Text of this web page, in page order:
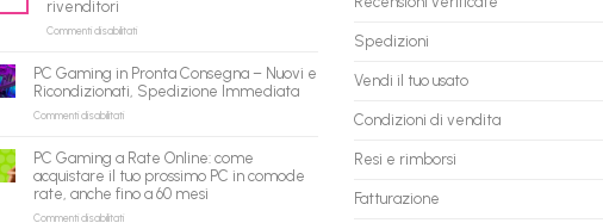
agenti
tuo
assistente
shopping
qui
rivenditori
Commenti disabilitatisu
all’ingrosso:
la
flashmac
per
rivenditori
PC Gaming in Pronta Consegna – Nuovi e
Ricondizionati, Spedizione Immediata
Commenti disabilitatisu
in
Pronta
Consegna
–
PC Gaming a Rate Online: come
acquistare il tuo prossimo PC in comode
rate, anche fino a 60 mesi
Commenti disabilitatisu
Spedizioni
Vendi il tuo usato
Condizioni di vendita
Resi e rimborsi
Fatturazione